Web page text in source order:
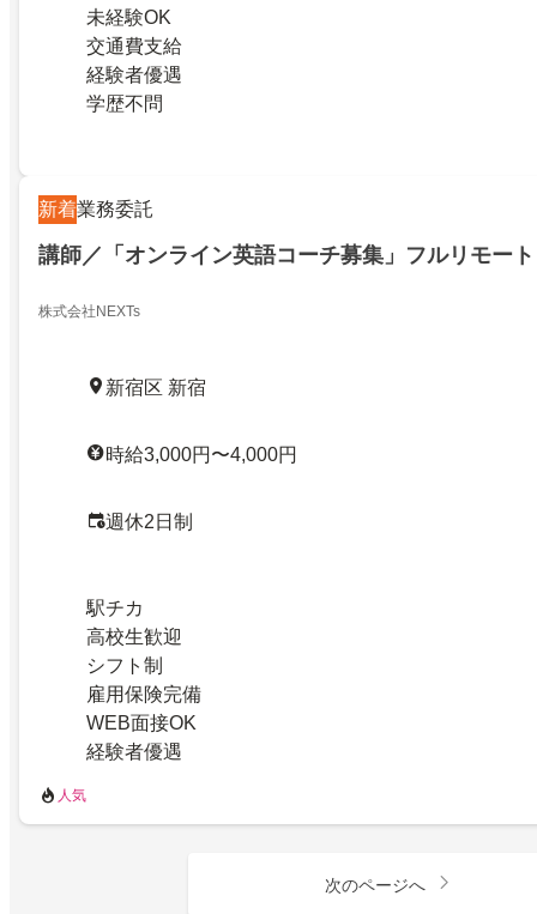
未経験OK
交通費支給
経験者優遇
学歴不問
新着業務委託
講師／「オンライン英語コーチ募集」フルリモー
株式会社NEXTs
新宿区 新宿
時給3,000円〜4,000円
週休2日制
駅チカ
高校生歓迎
シフト制
雇用保険完備
WEB面接OK
経験者優遇
人気
次のページへ